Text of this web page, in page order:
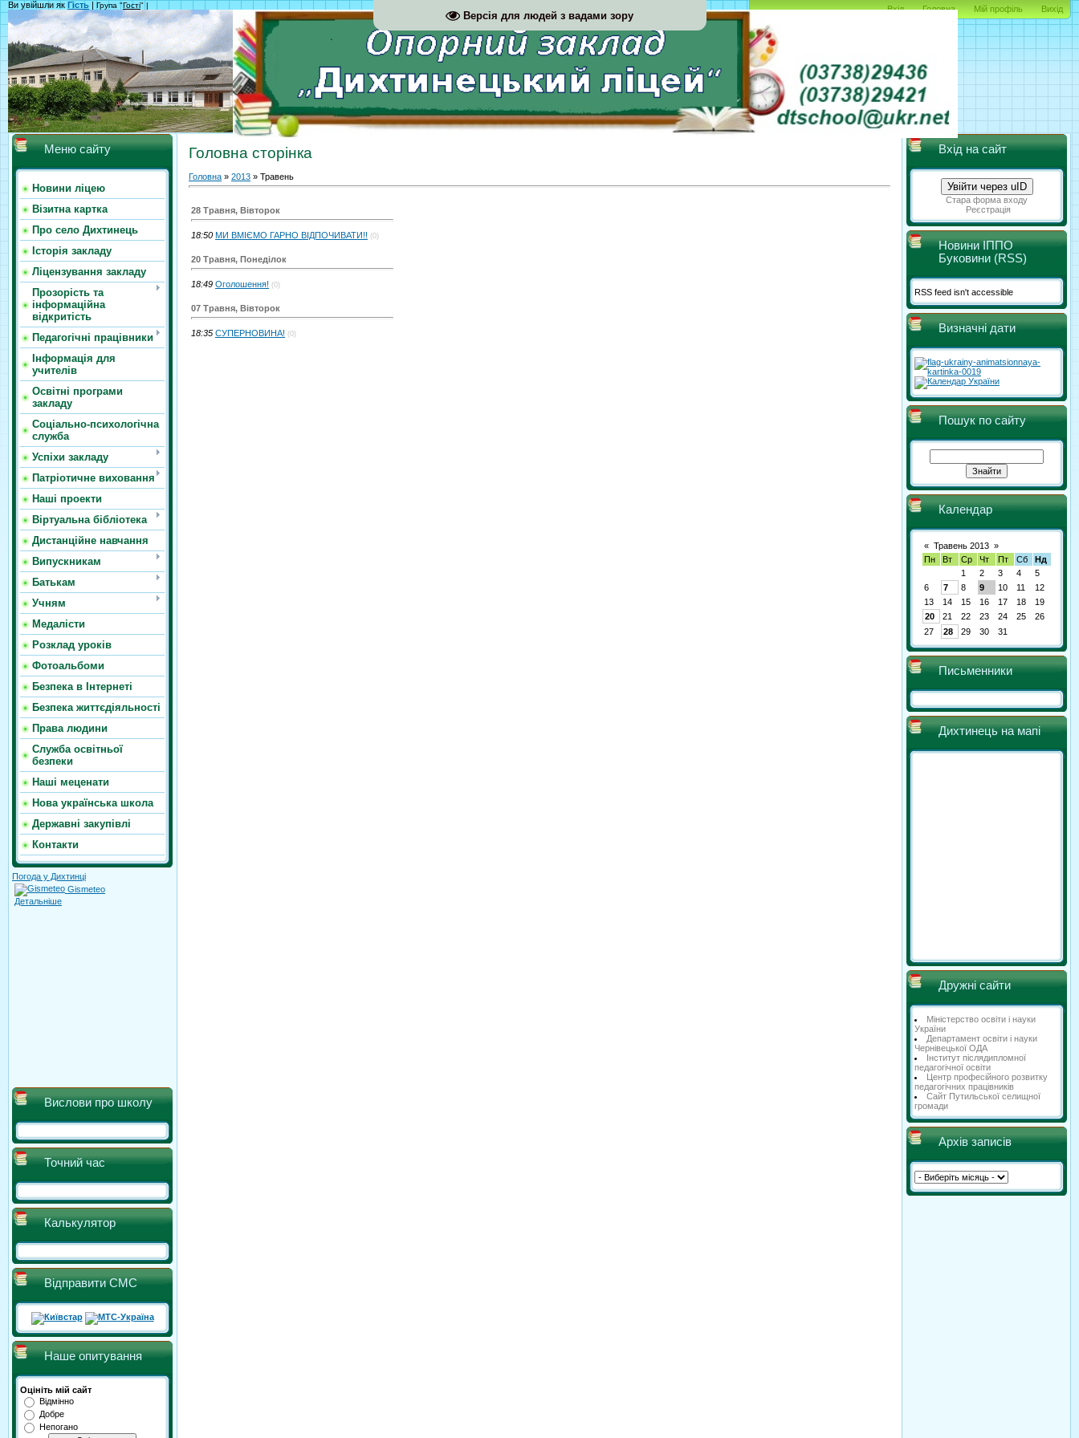
Версія для людей з вадами зору
Вхід Головна Мій профіль Вихід
Ви увійшли як Гість | Група "Гості" |
Меню сайту
Новини ліцею
Візитна картка
Про село Дихтинець
Історія закладу
Ліцензування закладу
Прозорість та
інформаційна
відкритість
Педагогічні працівники
Інформація для
учителів
Освітні програми
закладу
Соціально-психологічна
служба
Успіхи закладу
Патріотичне виховання
Наші проекти
Віртуальна бібліотека
Дистанційне навчання
Випускникам
Батькам
Учням
Медалісти
Розклад уроків
Фотоальбоми
Безпека в Інтернеті
Безпека життєдіяльності
Права людини
Служба освітньої
безпеки
Наші меценати
Нова українська школа
Державні закупівлі
Контакти
Погода у Дихтинці
Gismeteo
Детальніше
Вислови про школу
Точний час
Калькулятор
Відправити СМС
Наше опитування
Оцініть мій сайт
Відмінно
Добре
Непогано
Головна сторінка
Головна » 2013 » Травень
28 Травня, Вівторок
18:50 МИ ВМІЄМО ГАРНО ВІДПОЧИВАТИ!! (0)
20 Травня, Понеділок
18:49 Оголошення! (0)
07 Травня, Вівторок
18:35 СУПЕРНОВИНА! (0)
Вхід на сайт
Увійти через uID
Стара форма входу
Реєстрація
Новини ІППО
Буковини (RSS)
RSS feed isn't accessible
Визначні дати
Пошук по сайту
Календар
« Травень 2013 »
Пн
Вт Ср Чт Пт Сб
Нд
1
2 3 4
5
6
7 8 9 10 11
12
13
14 15 16 17 18
19
20
21 22 23 24 25
26
27
28 29 30 31
Письменники
Дихтинець на мапі
Дружні сайти
Міністерство освіти і науки
України
Департамент освіти і науки
Чернівецької ОДА
Інститут післядипломної
педагогічної освіти
Центр професійного розвитку
педагогічних працівників
Сайт Путильської селищної
громади
Архів записів